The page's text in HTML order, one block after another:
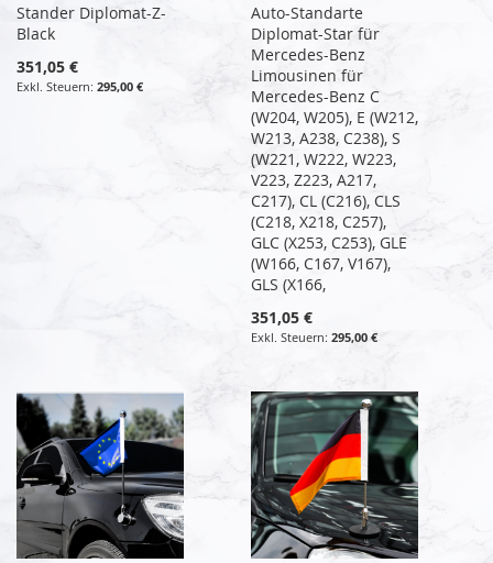
Stander Diplomat-Z-
Black
351,05 €
295,00 €
Auto-Standarte
Diplomat-Star für
Mercedes-Benz
Limousinen für
Mercedes-Benz C
(W204, W205), E (W212,
W213, A238, C238), S
(W221, W222, W223,
V223, Z223, A217,
C217), CL (C216), CLS
(C218, X218, C257),
GLC (X253, C253), GLE
(W166, C167, V167),
GLS (X166,
351,05 €
295,00 €